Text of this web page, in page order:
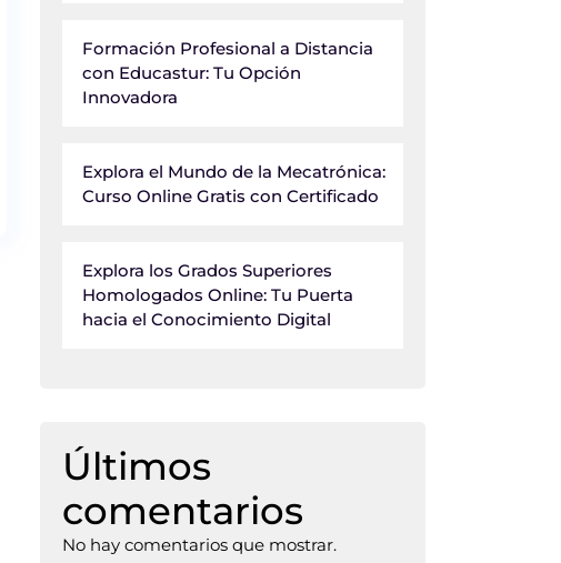
Formación Profesional a Distancia
con Educastur: Tu Opción
Innovadora
Explora el Mundo de la Mecatrónica:
Curso Online Gratis con Certificado
Explora los Grados Superiores
Homologados Online: Tu Puerta
hacia el Conocimiento Digital
Últimos
comentarios
No hay comentarios que mostrar.